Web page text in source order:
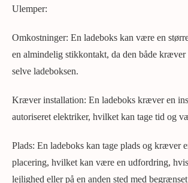
Ulemper:
Omkostninger: En ladeboks kan være en
en almindelig stikkontakt, da den både
selve ladeboksen.
Kræver installation: En ladeboks kræver en
autoriseret elektriker, hvilket kan tage tid og
Plads: En ladeboks kan tage plads og kræver
placering, hvilket kan være en udfordring,
lejlighed eller på en anden sted med